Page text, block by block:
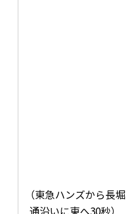
（東急ハンズから長堀
通沿いに東へ30秒）